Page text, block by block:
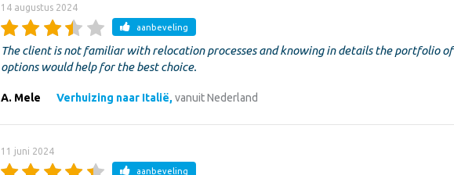
14 augustus 2024
aanbeveling
The client is not familiar with relocation processes and knowing in details the portfolio of
options would help for the best choice.
A. Mele Verhuizing naar Italië, vanuit Nederland
11 juni 2024
aanbeveling